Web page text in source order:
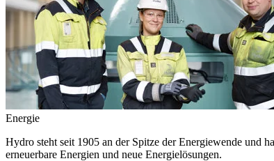
Energie
Hydro steht seit 1905 an der Spitze der Energiewende und
erneuerbare Energien und neue Energielösungen.